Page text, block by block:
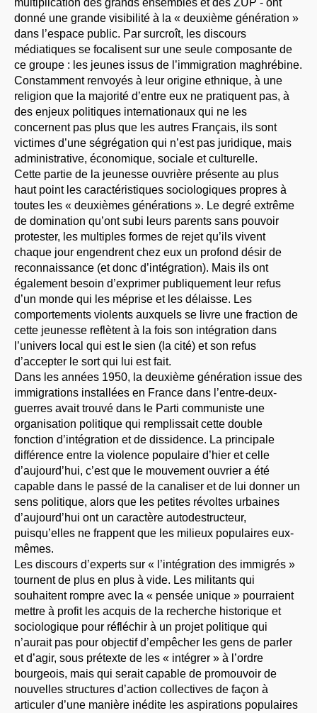
donné une grande visibilité à la « deuxième génération »
dans l’espace public. Par surcroît, les discours
médiatiques se focalisent sur une seule composante de
ce groupe : les jeunes issus de l’immigration maghrébine.
Constamment renvoyés à leur origine ethnique, à une
religion que la majorité d’entre eux ne pratiquent pas, à
des enjeux politiques internationaux qui ne les
concernent pas plus que les autres Français, ils sont
victimes d’une ségrégation qui n’est pas juridique, mais
administrative, économique, sociale et culturelle.
Cette partie de la jeunesse ouvrière présente au plus
haut point les caractéristiques sociologiques propres à
toutes les « deuxièmes générations ». Le degré extrême
de domination qu’ont subi leurs parents sans pouvoir
protester, les multiples formes de rejet qu’ils vivent
chaque jour engendrent chez eux un profond désir de
reconnaissance (et donc d’intégration). Mais ils ont
également besoin d’exprimer publiquement leur refus
d’un monde qui les méprise et les délaisse. Les
comportements violents auxquels se livre une fraction de
cette jeunesse reflètent à la fois son intégration dans
l’univers local qui est le sien (la cité) et son refus
d’accepter le sort qui lui est fait.
Dans les années 1950, la deuxième génération issue des
immigrations installées en France dans l’entre-deux-
guerres avait trouvé dans le Parti communiste une
organisation politique qui remplissait cette double
fonction d’intégration et de dissidence. La principale
différence entre la violence populaire d’hier et celle
d’aujourd’hui, c’est que le mouvement ouvrier a été
capable dans le passé de la canaliser et de lui donner un
sens politique, alors que les petites révoltes urbaines
d’aujourd’hui ont un caractère autodestructeur,
puisqu’elles ne frappent que les milieux populaires eux-
mêmes.
Les discours d’experts sur « l’intégration des immigrés »
tournent de plus en plus à vide. Les militants qui
souhaitent rompre avec la « pensée unique » pourraient
mettre à profit les acquis de la recherche historique et
sociologique pour réfléchir à un projet politique qui
n’aurait pas pour objectif d’empêcher les gens de parler
et d’agir, sous prétexte de les « intégrer » à l’ordre
bourgeois, mais qui serait capable de promouvoir de
nouvelles structures d’action collectives de façon à
articuler d’une manière inédite les aspirations populaires